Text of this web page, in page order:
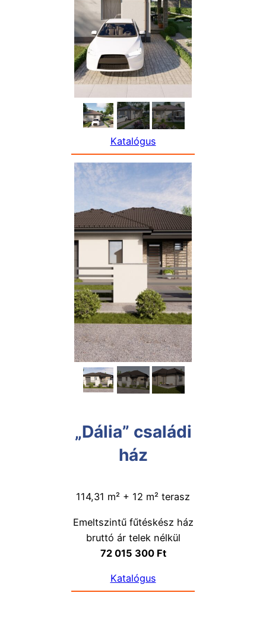
Katalógus
„Dália” családi
ház
114,31 m² + 12 m² terasz
Emeltszintű fűtéskész ház
bruttó ár telek nélkül
72 015 300 Ft
Katalógus